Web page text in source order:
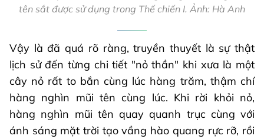
tên sắt được sử dụng trong Thế chiến I. Ảnh: Hà Anh
Vậy là đã quá rõ ràng, truyền thuyết là sự thật
lịch sử đến từng chi tiết "nỏ thần" khi xưa là một
cây nỏ rất to bắn cùng lúc hàng trăm, thậm chí
hàng nghìn mũi tên cùng lúc. Khi rời khỏi nỏ,
hàng nghìn mũi tên quay quanh trục cùng với
ánh sáng mặt trời tạo vầng hào quang rực rỡ, rồi